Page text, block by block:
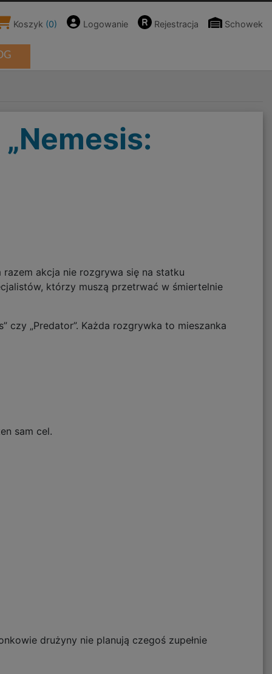
Koszyk (0) Logowanie Rejestracja Schowek
akcja nie rozgrywa się na statku
którzy muszą przetrwać w śmiertelnie
czy „Predator”. Każda rozgrywka to mieszanka
sam cel.
drużyny nie planują czegoś zupełnie